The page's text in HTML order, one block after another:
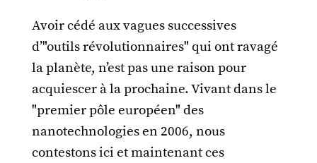
Avoir cédé aux vagues successives
d’"outils révolutionnaires" qui ont ravagé
la planète, n’est pas une raison pour
acquiescer à la prochaine. Vivant dans le
"premier pôle européen" des
nanotechnologies en 2006, nous
contestons ici et maintenant ces